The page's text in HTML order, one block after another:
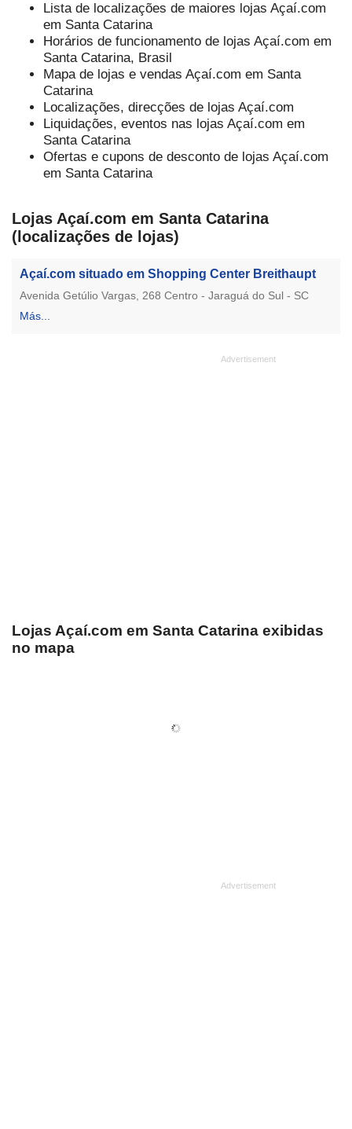
Lista de localizações de maiores lojas Açaí.com
em Santa Catarina
Horários de funcionamento de lojas Açaí.com em
Santa Catarina, Brasil
Mapa de lojas e vendas Açaí.com em Santa
Catarina
Localizações, direcções de lojas Açaí.com
Liquidações, eventos nas lojas Açaí.com em
Santa Catarina
Ofertas e cupons de desconto de lojas Açaí.com
em Santa Catarina
Lojas Açaí.com em Santa Catarina
(localizações de lojas)
Açaí.com situado em Shopping Center Breithaupt
Avenida Getúlio Vargas, 268 Centro - Jaraguá do Sul - SC
Más...
Lojas Açaí.com em Santa Catarina exibidas
no mapa